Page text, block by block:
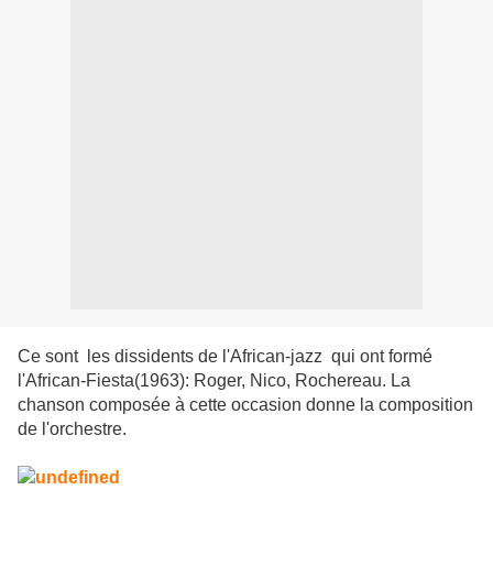
Ce sont les dissidents de l'African-jazz qui ont formé
l'African-Fiesta(1963): Roger, Nico, Rochereau. La
chanson composée à cette occasion donne la composition
de l'orchestre.